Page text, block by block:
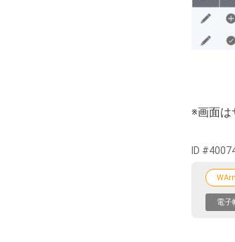
※画面は
ID
電子